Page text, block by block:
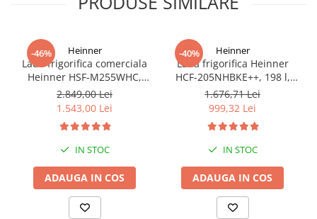
-46% Heinner
Lada frigorifica comerciala
Heinner HSF-M255WHC,
capac din sticla, 255L, clasa
C, functionare convertibila
alb
2.849,00 Lei
1.543,00 Lei
IN STOC
ADAUGA IN COS
-40% Heinner
Lada frigorifica Heinner
HCF-205NHBKE++, 198 l,
Clasa E, Compresor
inverter, Display
1.676,71 Lei
999,32 Lei
IN STOC
ADAUGA IN COS